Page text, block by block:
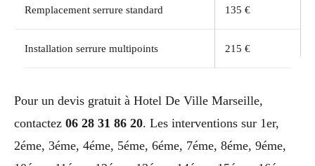
Remplacement serrure standard 135 €
Installation serrure multipoints 215 €
Pour un devis gratuit à Hotel De Ville Marseille,
contactez 06 28 31 86 20. Les interventions sur 1er,
2éme, 3éme, 4éme, 5éme, 6éme, 7éme, 8éme, 9éme,